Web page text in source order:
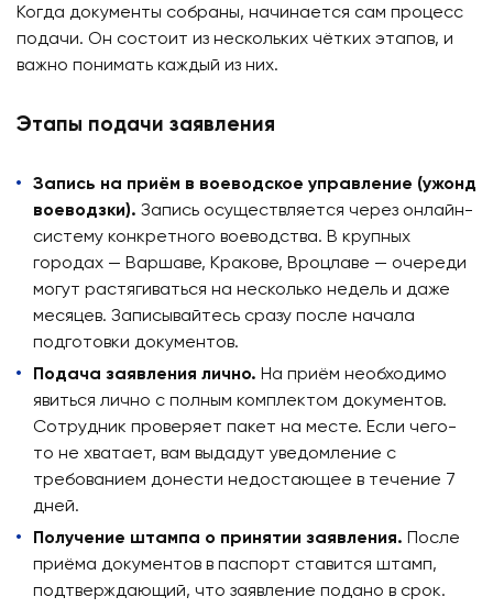
Когда документы собраны, начинается сам процесс
подачи. Он состоит из нескольких чётких этапов, и
важно понимать каждый из них.
Этапы подачи заявления
Запись на приём в воеводское управление (ужонд
воеводзки). Запись осуществляется через онлайн-
систему конкретного воеводства. В крупных
городах — Варшаве, Кракове, Вроцлаве — очереди
могут растягиваться на несколько недель и даже
месяцев. Записывайтесь сразу после начала
подготовки документов.
Подача заявления лично. На приём необходимо
явиться лично с полным комплектом документов.
Сотрудник проверяет пакет на месте. Если чего-
то не хватает, вам выдадут уведомление с
требованием донести недостающее в течение 7
дней.
Получение штампа о принятии заявления. После
приёма документов в паспорт ставится штамп,
подтверждающий, что заявление подано в срок.